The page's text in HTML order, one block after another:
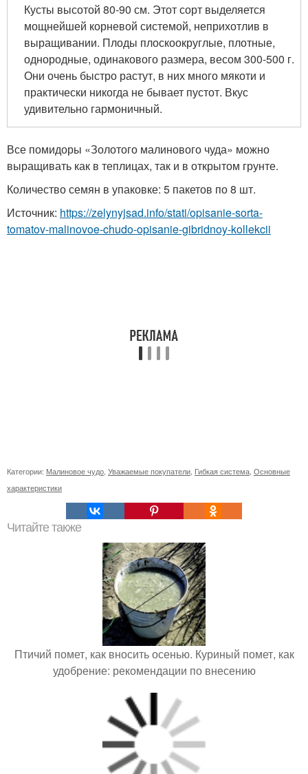
Кусты высотой 80-90 см. Этот сорт выделяется
мощнейшей корневой системой, неприхотлив в
выращивании. Плоды плоскоокруглые, плотные,
однородные, одинакового размера, весом 300-500 г.
Они очень быстро растут, в них много мякоти и
практически никогда не бывает пустот. Вкус
удивительно гармоничный.
Все помидоры «Золотого малинового чуда» можно
выращивать как в теплицах, так и в открытом грунте.
Количество семян в упаковке: 5 пакетов по 8 шт.
Источник: https://zelynyjsad.info/stati/opisanie-sorta-
tomatov-malinovoe-chudo-opisanie-gibridnoy-kollekcii
Категории: Малиновое чудо Уважаемые покупатели Гибкая система Основные
характеристики
Читайте также
Птичий помет, как вносить осенью. Куриный помет, как
удобрение: рекомендации по внесению